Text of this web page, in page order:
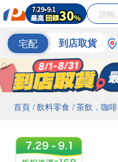
宅配 到店取貨
首頁 / 飲料零食 / 茶飲．咖啡